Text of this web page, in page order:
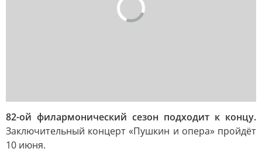
82-ой филармонический сезон подходит к концу.
Заключительный концерт «Пушкин и опера» пройдёт
10 июня.